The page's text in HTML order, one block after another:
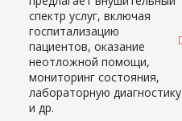
спектр услуг, включая
госпитализацию
пациентов, оказание
неотложной помощи,
мониторинг состояния,
лабораторную диагностику
и др.